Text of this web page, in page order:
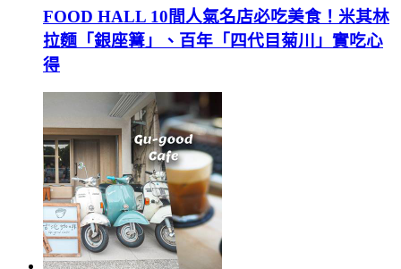
FOOD HALL 10間人氣名店必吃美食！米其林
拉麵「銀座篝」、百年「四代目菊川」實吃心
得